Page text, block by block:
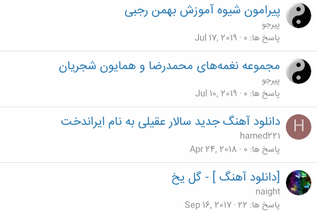
پیرامون شیوه آموزش بهمن رجبی
پیرجو
پاسخ ها 0
Jul 17, 2019
مجموعه نغمه‌های محمدرضا و همایون شجریان
پیرجو
پاسخ ها 0
Jul 10, 2019
H دانلود آهنگ جدید سالار عقیلی به نام ایراندخت
hamed221
پاسخ ها 0
Apr 24, 2018
[دانلود آهنگ ] - گل یخ
naight
پاسخ ها 22
Sep 16, 2017